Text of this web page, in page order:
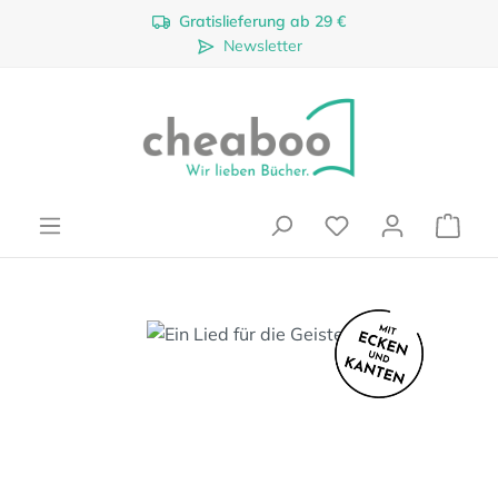
Zum Hauptinhalt springenGratislieferung ab 29 €
Newsletter
Bildergalerie überspringen